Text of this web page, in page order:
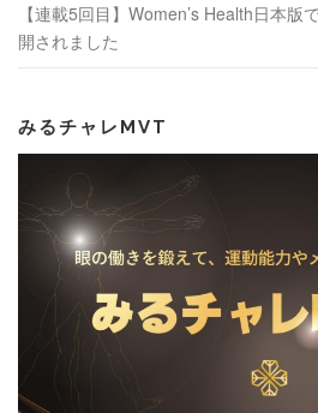
【連載5回目】Women’s Health日本版
開されました
みるチャレMVT